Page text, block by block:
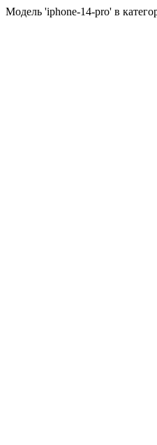
Модель 'iphone-14-pro' в